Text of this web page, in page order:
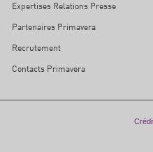
Expertises Relations Presse
Partenaires Primavera
Recrutement
Contacts Primavera